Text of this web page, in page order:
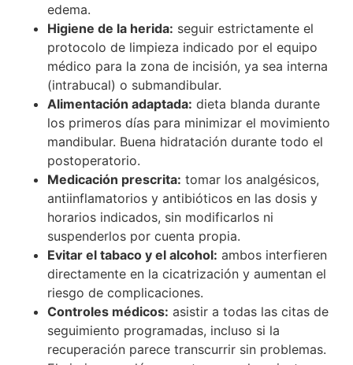
edema.
Higiene de la herida: seguir estrictamente el
protocolo de limpieza indicado por el equipo
médico para la zona de incisión, ya sea interna
(intrabucal) o submandibular.
Alimentación adaptada: dieta blanda durante
los primeros días para minimizar el movimiento
mandibular. Buena hidratación durante todo el
postoperatorio.
Medicación prescrita: tomar los analgésicos,
antiinflamatorios y antibióticos en las dosis y
horarios indicados, sin modificarlos ni
suspenderlos por cuenta propia.
Evitar el tabaco y el alcohol: ambos interfieren
directamente en la cicatrización y aumentan el
riesgo de complicaciones.
Controles médicos: asistir a todas las citas de
seguimiento programadas, incluso si la
recuperación parece transcurrir sin problemas.